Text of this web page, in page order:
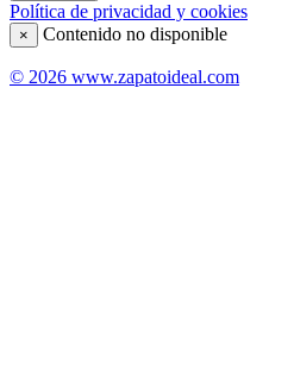
Política de privacidad y cookies
× Contenido no disponible
© 2026 www.zapatoideal.com